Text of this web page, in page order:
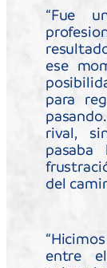
Se reunió a
Sub 15 y se
selecciones
17, tanto
objetivo
experiencias
talento